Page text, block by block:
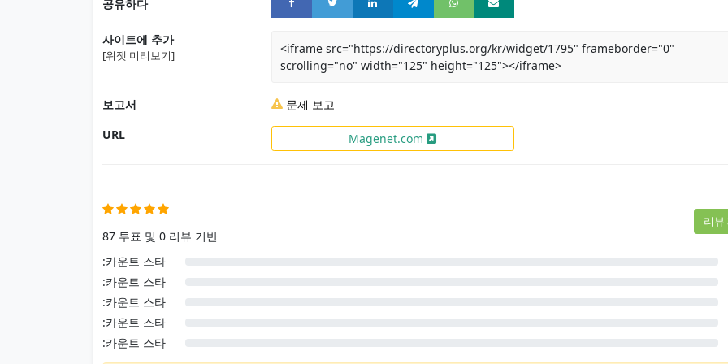
공유하다
사이트에 추가
[위젯 미리보기]
<iframe src="https://directoryplus.org/kr/widget/1795" frameborder="0"
scrolling="no" width="125" height="125"></iframe>
보고서
문제 보고
URL
Magenet.com
리뷰
87 투표 및 0 리뷰 기반
:카운트 스타
:카운트 스타
:카운트 스타
:카운트 스타
:카운트 스타